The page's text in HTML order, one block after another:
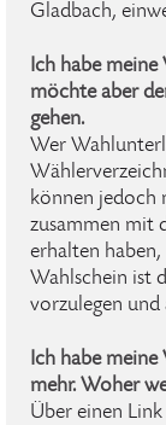
Gladbach,
Ich habe
möchte aber
gehen.
Wer
können jedoch
zusammen mit
erhalten
Wahlschein ist
vorzulegen und
Ich habe
mehr. Woher
Über einen